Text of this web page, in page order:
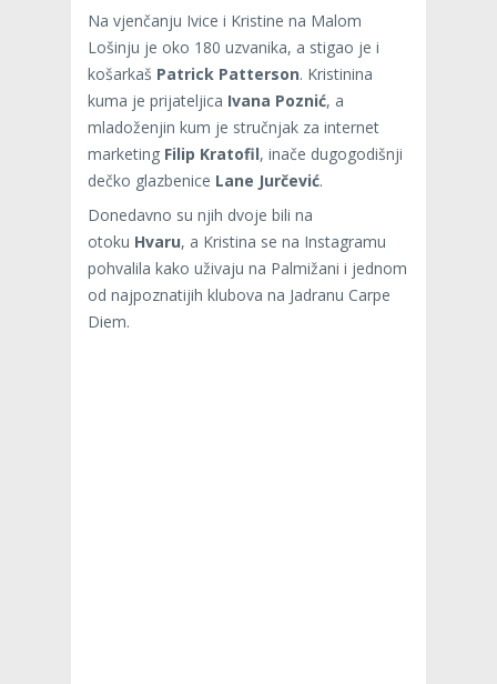
Na vjenčanju Ivice i Kristine na Malom
Lošinju je oko 180 uzvanika, a stigao je i
košarkaš Patrick Patterson. Kristinina
kuma je prijateljica Ivana Poznić, a
mladoženjin kum je stručnjak za internet
marketing Filip Kratofil, inače dugogodišnji
dečko glazbenice Lane Jurčević.
Donedavno su njih dvoje bili na
otoku Hvaru, a Kristina se na Instagramu
pohvalila kako uživaju na Palmižani i jednom
od najpoznatijih klubova na Jadranu Carpe
Diem.